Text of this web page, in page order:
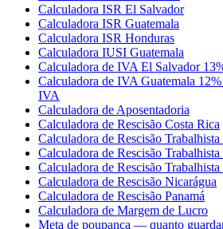
Calculadora ISR El Salvador
Calculadora ISR Guatemala
Calculadora ISR Honduras
Calculadora IUSI Guatemala
Calculadora de IVA El Salvador
Calculadora de IVA Guatemala
IVA
Calculadora de Aposentadoria
Calculadora de Rescisão Costa Rica
Calculadora de Rescisão
Calculadora de Rescisão
Calculadora de Rescisão
Calculadora de Rescisão Nicarágua
Calculadora de Rescisão Panamá
Calculadora de Margem de Lucro
Meta de poupança — quanto